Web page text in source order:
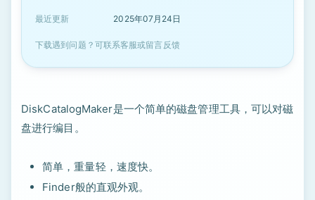
最近更新 2025年07月24日
下载遇到问题？可联系客服或留言反馈
DiskCatalogMaker是一个简单的磁盘管理工具，可以对磁
盘进行编目。
简单，重量轻，速度快。
Finder般的直观外观。